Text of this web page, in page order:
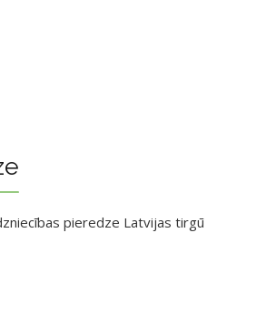
pieredze Latvijas tirgū